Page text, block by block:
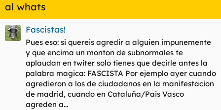
al whats
Fascistas!
Pues eso: si quereis agredir a alguien impunemente
y que encima un monton de subnormales te
aplaudan en twiter solo tienes que decirle antes la
palabra magica: FASCISTA Por ejemplo ayer cuando
agredieron a los de ciudadanos en la manifestacion
de madrid, cuando en Cataluña/Pais Vasco
agreden a...